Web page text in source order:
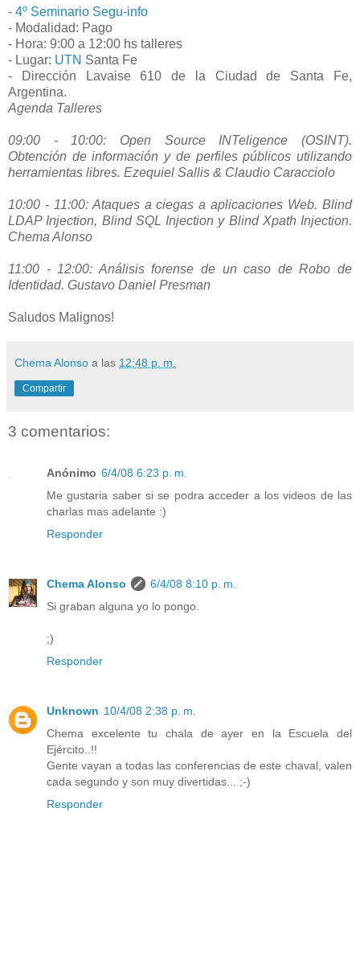
- 4º Seminario Segu-info
- Modalidad: Pago
- Hora: 9:00 a 12:00 hs talleres
- Lugar: UTN Santa Fe
- Dirección Lavaise 610 de la Ciudad de Santa Fe,
Argentina.
Agenda Talleres
09:00 - 10:00: Open Source INTeligence (OSINT).
Obtención de información y de perfiles públicos utilizando
herramientas libres. Ezequiel Sallis & Claudio Caracciolo
10:00 - 11:00: Ataques a ciegas a aplicaciones Web. Blind
LDAP Injection, Blind SQL Injection y Blind Xpath Injection.
Chema Alonso
11:00 - 12:00: Análisis forense de un caso de Robo de
Identidad. Gustavo Daniel Presman
Saludos Malignos!
Chema Alonso a las 12:48 p. m.
Compartir
3 comentarios:
Anónimo 6/4/08 6:23 p. m.
Me gustaria saber si se podra acceder a los videos de las
charlas mas adelante :)
Responder
Chema Alonso
6/4/08 8:10 p. m.
Si graban alguna yo lo pongo.
;)
Responder
Unknown 10/4/08 2:38 p. m.
Chema excelente tu chala de ayer en la Escuela del
Ejército..!!
Gente vayan a todas las conferencias de este chaval, valen
cada segundo y son muy divertidas... ;-)
Responder